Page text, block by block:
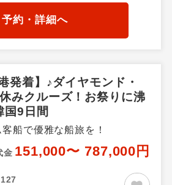
予約・詳細へ
発着】♪ダイヤモンド・
みクルーズ！お祭りに沸
国9日間
船で優雅な船旅を！
金 151,000〜 787,000円